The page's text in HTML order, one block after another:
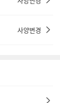
사양변경